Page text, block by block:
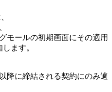
モールの初期画面にその適用
ます。
降に締結される契約にのみ適